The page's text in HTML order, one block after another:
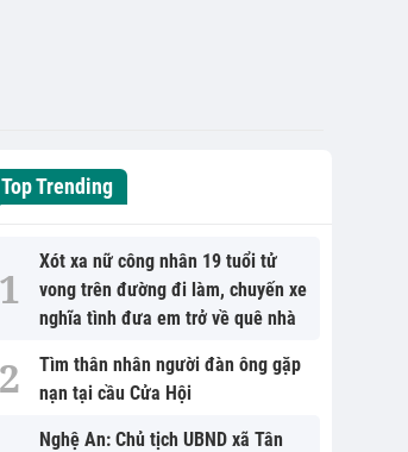
Top Trending
Xót xa nữ công nhân 19 tuổi tử
vong trên đường đi làm, chuyến xe
nghĩa tình đưa em trở về quê nhà
Tìm thân nhân người đàn ông gặp
nạn tại cầu Cửa Hội
Nghệ An: Chủ tịch UBND xã Tân